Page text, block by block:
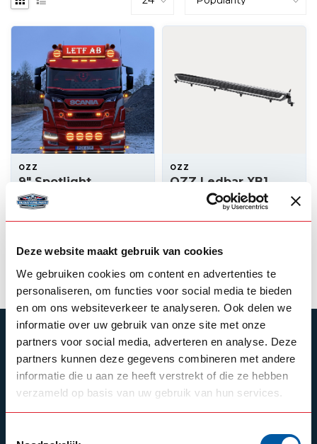
Deze website maakt gebruik van cookies
We gebruiken cookies om content en advertenties te
personaliseren, om functies voor social media te bieden
en om ons websiteverkeer te analyseren. Ook delen we
informatie over uw gebruik van onze site met onze
partners voor social media, adverteren en analyse. Deze
partners kunnen deze gegevens combineren met andere
informatie die u aan ze heeft verstrekt of die ze hebben
verzameld op basis van uw gebruik van hun services.
OZZ
9" Spotlight
OZZ
OZZ Ledbar XB1
P40″ Black
SUBSCRIBE TO OUR NEWSLETTER
Stay up to date with our latest offers